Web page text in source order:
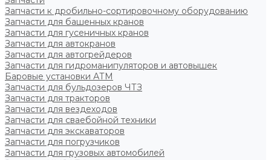
Запчасти к дробильно-сортировочному оборудованию
Запчасти для башенных кранов
Запчасти для гусеничных кранов
Запчасти для автокранов
Запчасти для автогрейдеров
Запчасти для гидроманипуляторов и автовышек
Баровые установки АТМ
Запчасти для бульдозеров ЧТЗ
Запчасти для тракторов
Запчасти для вездеходов
Запчасти для сваебойной техники
Запчасти для экскаваторов
Запчасти для погрузчиков
Запчасти для грузовых автомобилей